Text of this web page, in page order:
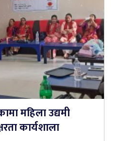
महिला उद्यमी
कार्यशाला